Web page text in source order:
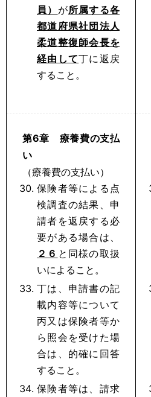
員） が所属する各
都道府県社団法人
柔道整復師会長を
経由して丁に返戻
すること。
第6章 療養費の支払
い
（療養費の支払い）
保険者等による点
検調査の結果、申
請者を返戻する必
要がある場合は、
２６ と同様の取扱
いによること。
丁は、申請書の記
載内容等について
丙又は保険者等か
ら照会を受けた場
合は、的確に回答
すること。
保険者等は、請求